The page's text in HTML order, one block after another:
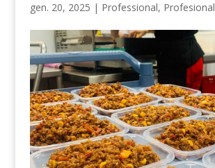
gen. 20, 2025 | Professional, Profesional